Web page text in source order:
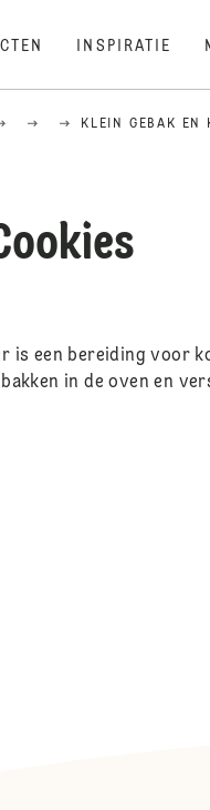
INSPIRATIE
KLEIN GEBAK EN
is een bereiding voor
in de oven en